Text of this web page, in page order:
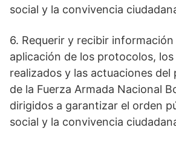
social y la convivencia
6. Requerir y recibir información
aplicación de los protocolos,
realizados y las actuaciones del
de la Fuerza Armada Nacional
dirigidos a garantizar el orden
social y la convivencia